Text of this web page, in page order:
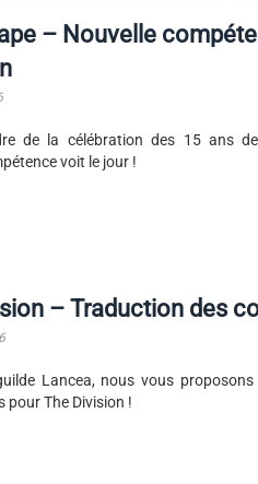
– Nouvelle
de la célébration des 15 ans de
voit le jour !
– Traduction des
Lancea, nous vous
pour The Division !